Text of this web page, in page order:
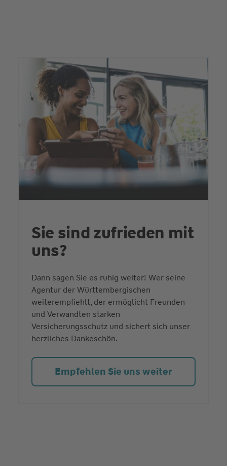
Sie sind zufrieden mit
uns?
Dann sagen Sie es ruhig weiter! Wer seine
Agentur der Württembergischen
weiterempfiehlt, der ermöglicht Freunden
und Verwandten starken
Versicherungsschutz und sichert sich unser
herzliches Dankeschön.
Empfehlen Sie uns weiter